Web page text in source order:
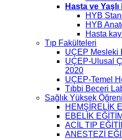
Hasta ve Yaşlı
HYB
HYB
Hasta
Tıp Fakülteleri
UÇEP Mesleki
UÇEP-Ulusal
2020
UÇEP-Temel
Tıbbi Beceri
Sağlık Yüksek
HEMŞİRELİK
EBELİK EĞİTİMİ
ACİL TIP
ANESTEZİ